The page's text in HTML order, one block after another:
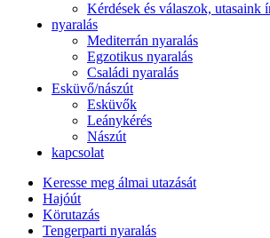
Kérdések és válaszok, utasaink
nyaralás
Mediterrán nyaralás
Egzotikus nyaralás
Családi nyaralás
Esküvő/nászút
Esküvők
Leánykérés
Nászút
kapcsolat
Keresse meg álmai utazását
Hajóút
Körutazás
Tengerparti nyaralás